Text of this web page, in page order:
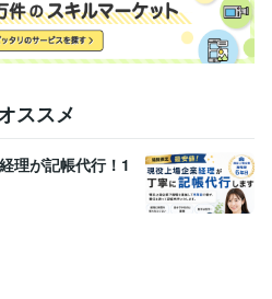
ススメ
理が記帳代行！1